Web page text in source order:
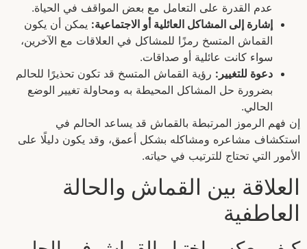
عدم القدرة على التعامل مع بعض المواقف في الحياة.
إشارة إلى المشاكل العائلية أو الاجتماعية: يمكن أن يكون
القماش المتسخ رمزًا للمشاكل في العلاقات مع الآخرين،
سواء كانت عائلية أو صداقات.
دعوة للتغيير: رؤية القماش المتسخ قد تكون تحذيرًا للحالم
بضرورة حل المشاكل المحيطة به ومحاولة تغيير الوضع
الحالي.
إن فهم الرموز المرتبطة بالقماش قد يساعد الحالم في
استكشاف مشاعره ومشاكله بشكل أعمق، وقد يكون دليلًا على
الأمور التي تحتاج للترتيب في حياته.
العلاقة بين القماش والحالة
العاطفية